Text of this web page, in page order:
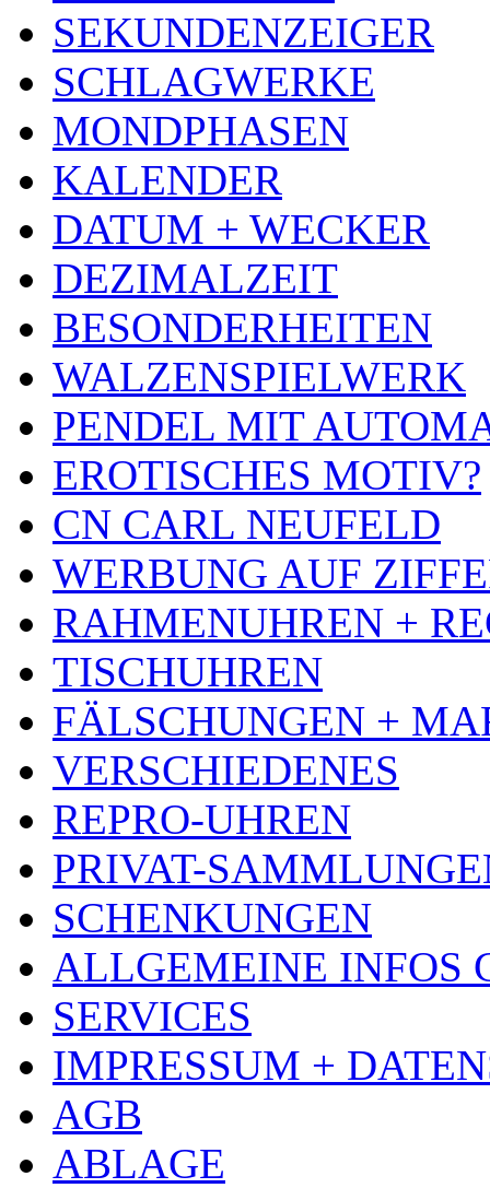
SEKUNDENZEIGER
SCHLAGWERKE
MONDPHASEN
KALENDER
DATUM + WECKER
DEZIMALZEIT
BESONDERHEITEN
WALZENSPIELWERK
PENDEL MIT
EROTISCHES MOTIV?
CN CARL NEUFELD
WERBUNG AUF
RAHMENUHREN +
TISCHUHREN
FÄLSCHUNGEN +
VERSCHIEDENES
REPRO-UHREN
PRIVAT-
SCHENKUNGEN
ALLGEMEINE INFOS
SERVICES
IMPRESSUM +
AGB
ABLAGE